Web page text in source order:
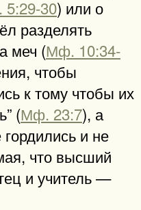
30) или о
разделять
меч (Мф. 10:34-
чтобы
к тому чтобы их
(Мф. 23:7), а
и не
что высший
и учитель —